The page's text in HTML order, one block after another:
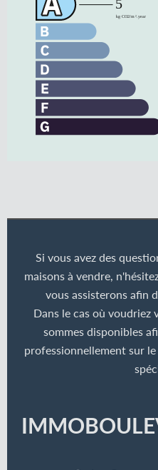
Si vous avez des
maisons à vendre,
vous assisterons afin
Dans le cas où voudriez
sommes disponibles
professionnellement sur